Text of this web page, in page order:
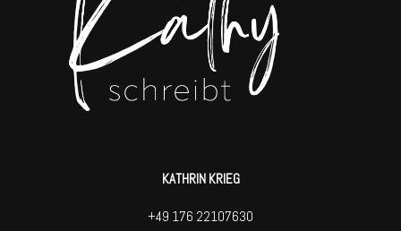
KATHRIN KRIEG
+49 176 22107630